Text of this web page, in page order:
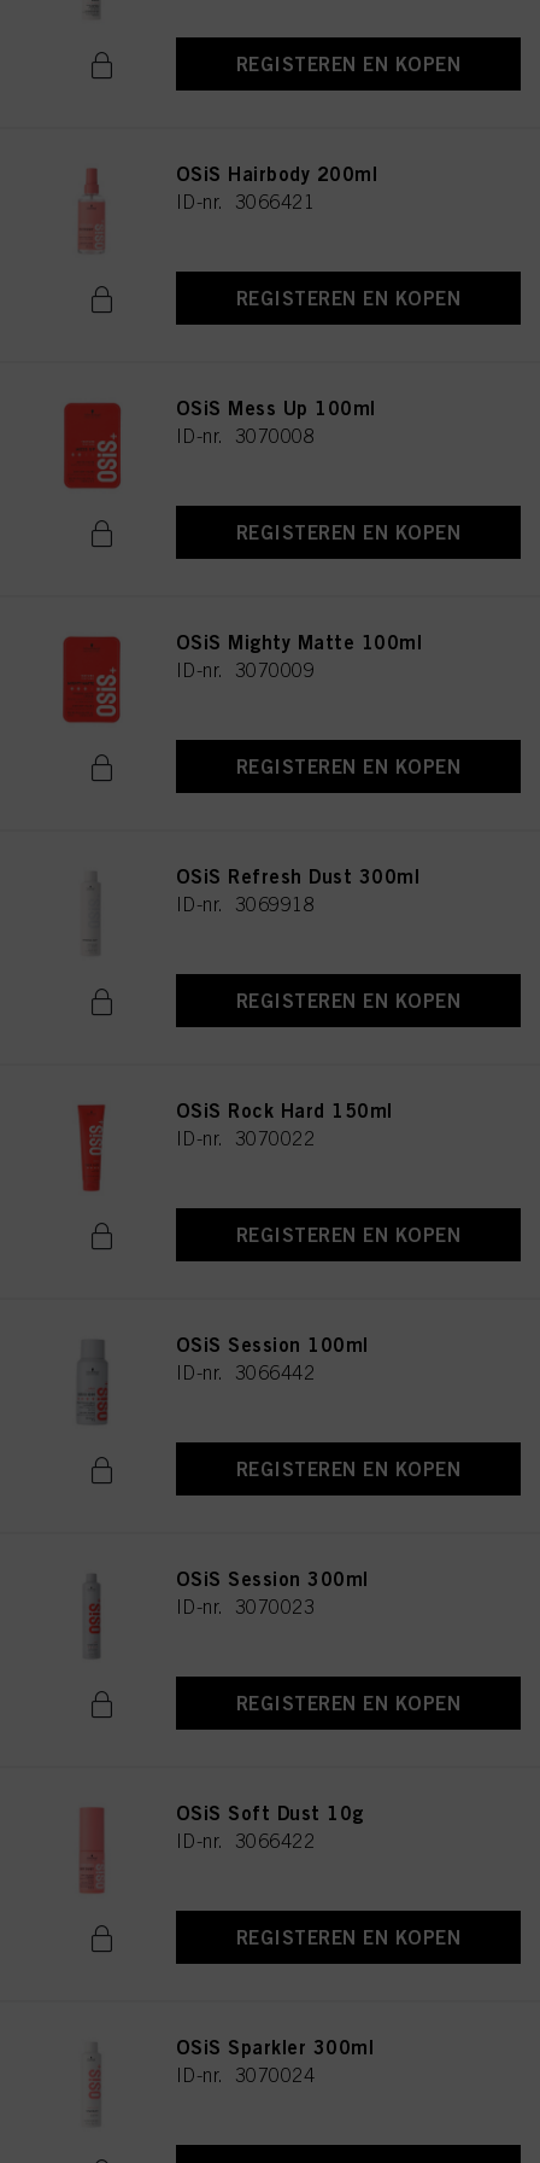
REGISTEREN EN KOPEN
OSiS Hairbody 200ml
ID-nr. 3066421
REGISTEREN EN KOPEN
OSiS Mess Up 100ml
ID-nr. 3070008
REGISTEREN EN KOPEN
OSiS Mighty Matte 100ml
ID-nr. 3070009
REGISTEREN EN KOPEN
OSiS Refresh Dust 300ml
ID-nr. 3069918
REGISTEREN EN KOPEN
OSiS Rock Hard 150ml
ID-nr. 3070022
REGISTEREN EN KOPEN
OSiS Session 100ml
ID-nr. 3066442
REGISTEREN EN KOPEN
OSiS Session 300ml
ID-nr. 3070023
REGISTEREN EN KOPEN
OSiS Soft Dust 10g
ID-nr. 3066422
REGISTEREN EN KOPEN
OSiS Sparkler 300ml
ID-nr. 3070024